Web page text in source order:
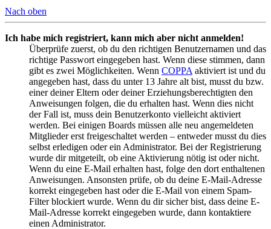
Nach oben
Ich habe mich registriert, kann mich aber nicht anmelden!
Überprüfe zuerst, ob du den richtigen Benutzernamen und das
richtige Passwort eingegeben hast. Wenn diese stimmen, dann
gibt es zwei Möglichkeiten. Wenn COPPA aktiviert ist und du
angegeben hast, dass du unter 13 Jahre alt bist, musst du bzw.
einer deiner Eltern oder deiner Erziehungsberechtigten den
Anweisungen folgen, die du erhalten hast. Wenn dies nicht
der Fall ist, muss dein Benutzerkonto vielleicht aktiviert
werden. Bei einigen Boards müssen alle neu angemeldeten
Mitglieder erst freigeschaltet werden – entweder musst du dies
selbst erledigen oder ein Administrator. Bei der Registrierung
wurde dir mitgeteilt, ob eine Aktivierung nötig ist oder nicht.
Wenn du eine E-Mail erhalten hast, folge den dort enthaltenen
Anweisungen. Ansonsten prüfe, ob du deine E-Mail-Adresse
korrekt eingegeben hast oder die E-Mail von einem Spam-
Filter blockiert wurde. Wenn du dir sicher bist, dass deine E-
Mail-Adresse korrekt eingegeben wurde, dann kontaktiere
einen Administrator.